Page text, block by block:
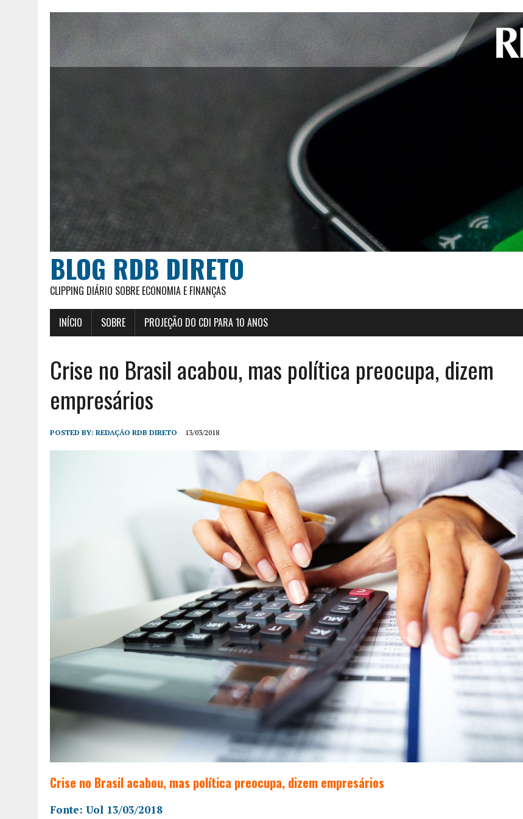
BLOG RDB DIRETO
CLIPPING DIÁRIO SOBRE ECONOMIA E FINANÇAS
INÍCIO SOBRE PROJEÇÃO DO CDI PARA 10 ANOS
Crise no Brasil acabou, mas política preocupa, dizem
empresários
POSTED BY: REDAÇÃO RDB DIRETO 13/03/2018
Crise no Brasil acabou, mas política preocupa, dizem empresários
Fonte: Uol 13/03/2018